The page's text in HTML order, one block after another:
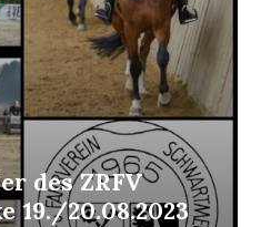
des ZRFV
19./20.08.2023